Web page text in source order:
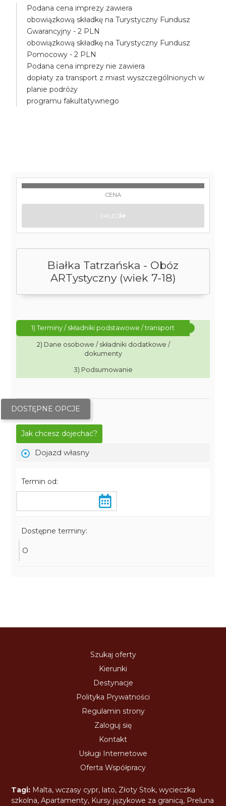
Podana cena imprezy zawiera
obowiązkową składkę na Turystyczny Fundusz
Gwarancyjny - 2 PLN
obowiązkową składkę na Turystyczny Fundusz
Pomocowy - 2 PLN
Podana cena imprezy nie zawiera
dopłaty za transport z miast wyszczególnionych w
planie podróży
programu fakultatywnego
Białka Tatrzańska - Obóz
ARTystyczny (wiek 7-18)
1) Terminy / składniki podstawowe / transport
2) Dane osobowe / składniki dodatkowe /
dokumenty
3) Podsumowanie
DOSTĘPNE OPCJE
Jak chcesz dojechać?
Dojazd własny
Termin od:
Dostępne terminy:
O
CENA
DALEJ
Szukaj oferty
Kierunki
Destynacje
Polityka Prywatności
Regulamin strony
Zaloguj się
Kontakt
Usługi Internetowe
Oferta Współpracy
Tagi: Malta,wczasy cypr, lato, Złoty Stok,wycieczka
szkolna,Apartamenty, Kursy językowe za granicą, Preluna